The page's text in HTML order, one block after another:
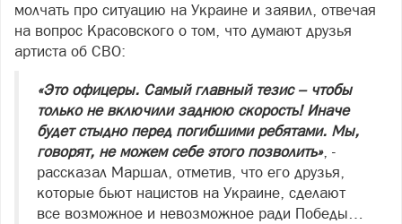
молчать про ситуацию на Украине и заявил, отвечая
на вопрос Красовского о том, что думают друзья
артиста об СВО:
«Это офицеры. Самый главный тезис – чтобы
только не включили заднюю скорость! Иначе
будет стыдно перед погибшими ребятами. Мы,
говорят, не можем себе этого позволить», -
рассказал Маршал, отметив, что его друзья,
которые бьют нацистов на Украине, сделают
все возможное и невозможное ради Победы…